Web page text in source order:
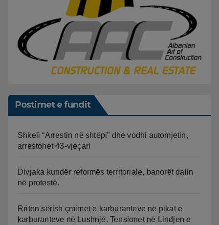
Postimet e fundit
Shkeli “Arrestin në shtëpi” dhe vodhi automjetin,
arrestohet 43-vjeçari
Divjaka kundër reformës territoriale, banorët dalin
në protestë.
Rriten sërish çmimet e karburanteve në pikat e
karburanteve në Lushnjë. Tensionet në Lindjen e